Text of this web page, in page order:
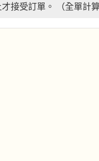
接受訂單。 （全單計